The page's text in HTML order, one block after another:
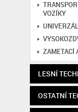
VOZÍKY
ZAMETACÍ
LESNÍ
OSTATNÍ